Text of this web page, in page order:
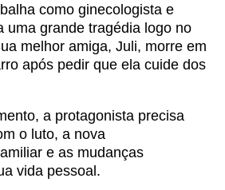
como ginecologista e
uma grande tragédia logo no
melhor amiga, Juli, morre em
após pedir que ela cuide dos
a protagonista precisa
o luto, a nova
e as mudanças
vida pessoal.